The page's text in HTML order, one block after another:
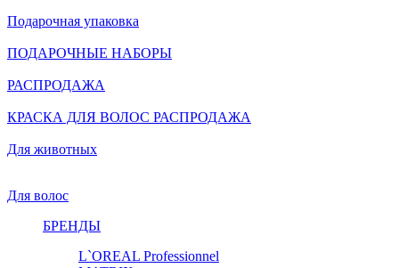
Подарочная упаковка
ПОДАРОЧНЫЕ НАБОРЫ
РАСПРОДАЖА
КРАСКА ДЛЯ ВОЛОС РАСПРОДАЖА
Для животных
Для волос
БРЕНДЫ
L`OREAL Professionnel